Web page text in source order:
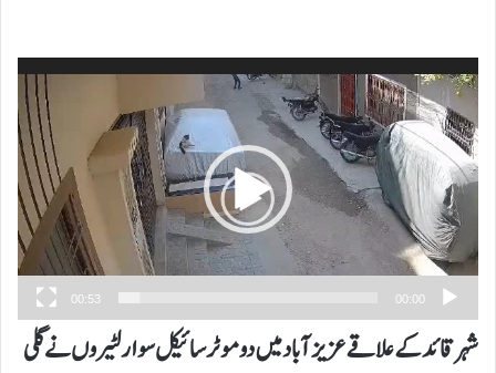
ویڈیو
پلیئر
00:00
00:53
شہر قائد کے علاقے عزیز آباد میں دو موٹر سائیکل سوار لٹیروں نے گلی